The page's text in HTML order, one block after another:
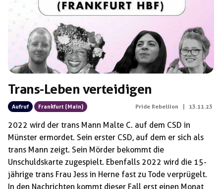
Trans-Leben verteidigen
Aufruf Frankfurt (Main) Pride Rebellion 13.11.23
2022 wird der trans Mann Malte C. auf dem CSD in
Münster ermordet. Sein erster CSD, auf dem er sich als
trans Mann zeigt. Sein Mörder bekommt die
Unschuldskarte zugespielt. Ebenfalls 2022 wird die 15-
jährige trans Frau Jess in Herne fast zu Tode verprügelt.
In den Nachrichten kommt dieser Fall erst einen Monat